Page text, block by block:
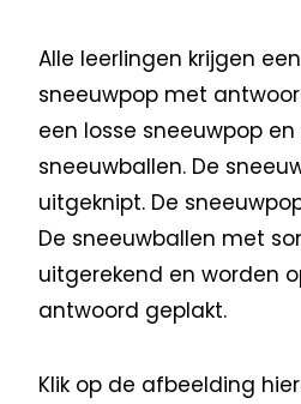
Alle leerlingen krijgen
sneeuwpop met
een losse sneeuwpop
sneeuwballen. De
uitgeknipt. De
De sneeuwballen met
uitgerekend en worden
antwoord geplakt.
Klik op de afbeelding